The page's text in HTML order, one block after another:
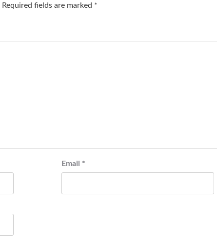
Required fields are marked *
Email *